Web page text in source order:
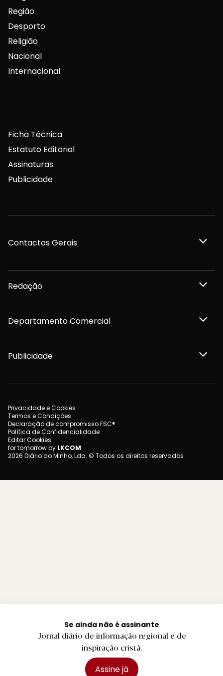
Se ainda não é assinante
Jornal diário de informação regional e de
inspiração cristã.
Assine já
Região
Desporto
Religião
Nacional
Internacional
Ficha Técnica
Estatuto Editorial
Assinaturas
Publicidade
Contactos Gerais
Redação
Departamento Comercial
Publicidade
Privacidade e Cookies
Termos e Condições
Declaração de compromisso FSC®
Política de Confidencialidade
Editar Cookies
for tomorrow by LKCOM
2026 Diário do Minho, Lda. © Todos os direitos reservados